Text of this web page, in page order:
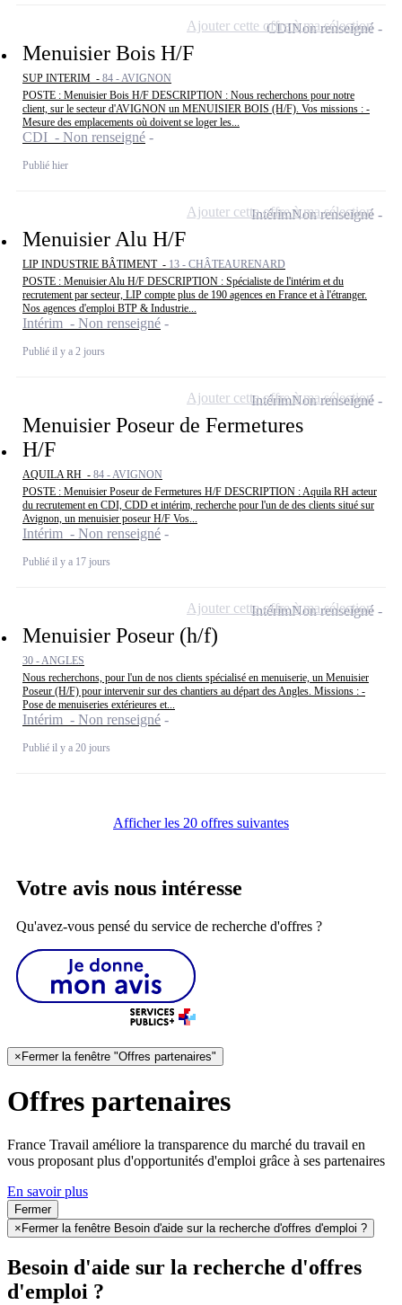
Menuisier Bois H/F
SUP INTERIM - 84 - AVIGNON
POSTE : Menuisier Bois H/F DESCRIPTION : Nous recherchons pour notre
client, sur le secteur d'AVIGNON un MENUISIER BOIS (H/F). Vos missions : -
Mesure des emplacements où doivent se loger les...
CDI - Non renseigné
Publié hier
CDINon renseigné
Ajouter cette offre à ma sélection
Menuisier Alu H/F
LIP INDUSTRIE BÂTIMENT - 13 - CHÂTEAURENARD
POSTE : Menuisier Alu H/F DESCRIPTION : Spécialiste de l'intérim et du
recrutement par secteur, LIP compte plus de 190 agences en France et à l'étranger.
Nos agences d'emploi BTP & Industrie...
Intérim - Non renseigné
Publié il y a 2 jours
IntérimNon renseigné
Ajouter cette offre à ma sélection
Menuisier Poseur de Fermetures
H/F
AQUILA RH - 84 - AVIGNON
POSTE : Menuisier Poseur de Fermetures H/F DESCRIPTION : Aquila RH acteur
du recrutement en CDI, CDD et intérim, recherche pour l'un de des clients situé sur
Avignon, un menuisier poseur H/F Vos...
Intérim - Non renseigné
Publié il y a 17 jours
IntérimNon renseigné
Ajouter cette offre à ma sélection
Menuisier Poseur (h/f)
30 - ANGLES
Nous recherchons, pour l'un de nos clients spécialisé en menuiserie, un Menuisier
Poseur (H/F) pour intervenir sur des chantiers au départ des Angles. Missions : -
Pose de menuiseries extérieures et...
Intérim - Non renseigné
Publié il y a 20 jours
IntérimNon renseigné
Ajouter cette offre à ma sélection
Afficher les 20 offres suivantes
Votre avis nous intéresse
Qu'avez-vous pensé du service de recherche d'offres ?
×Fermer la fenêtre "Offres partenaires"
Offres partenaires
France Travail améliore la transparence du marché du travail en
vous proposant plus d'opportunités d'emploi grâce à ses partenaires
En savoir plus
Fermer
× Fermer la fenêtre Besoin d'aide sur la recherche d'offres d'emploi ?
Besoin d'aide sur la recherche d'offres
d'emploi ?